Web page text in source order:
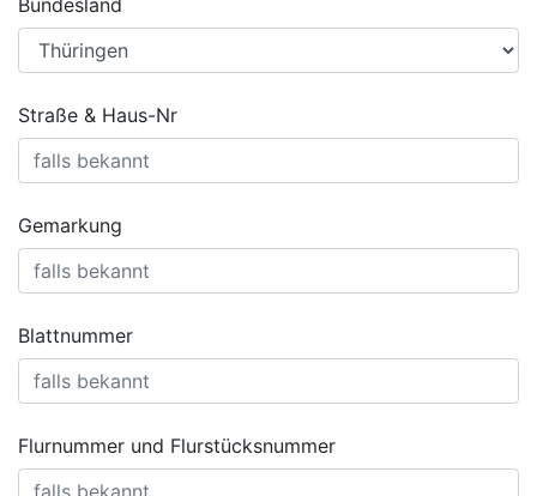
Bundesland
Straße & Haus-Nr
Gemarkung
Blattnummer
Flurnummer und Flurstücksnummer